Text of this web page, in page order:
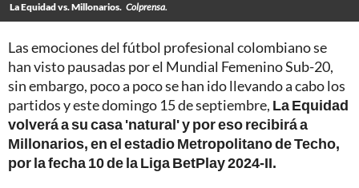
La Equidad vs. Millonarios. Colprensa.
Las emociones del fútbol profesional colombiano se
han visto pausadas por el Mundial Femenino Sub-20,
sin embargo, poco a poco se han ido llevando a cabo los
partidos y este domingo 15 de septiembre, La Equidad
volverá a su casa 'natural' y por eso recibirá a
Millonarios, en el estadio Metropolitano de Techo,
por la fecha 10 de la Liga BetPlay 2024-II.